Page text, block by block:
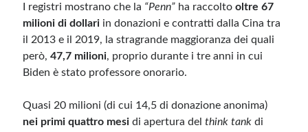
I registri mostrano che la “Penn” ha raccoltooltre 67
milioni di dollari in donazioni e contratti dalla Cina tra
il 2013 e il 2019, la stragrande maggioranza dei quali
però,47,7 milioni, proprio durante i tre anni in cui
Biden è stato professore onorario.
Quasi 20 milioni (di cui 14,5 di donazione anonima)
nei primi quattro mesi di apertura delthink tank di